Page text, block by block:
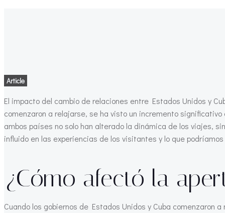
Article
El impacto del cambio de relaciones entre Estados Unidos y
comenzaron a relajarse, se ha visto un incremento
ambos países no solo han alterado la dinámica de los viajes,
influido en las experiencias de los visitantes y lo que
¿Cómo afectó la
Cuando los gobiernos de Estados Unidos y Cuba comenzaron